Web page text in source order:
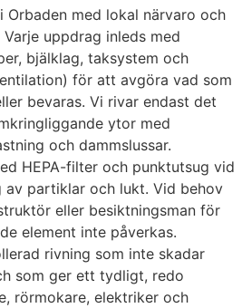
med lokal närvaro och
uppdrag inleds med
bjälklag, taksystem och
för att avgöra vad som
bevaras. Vi rivar endast det
ytor med
och dammslussar.
HEPA-filter och punktutsug vid
av partiklar och lukt. Vid behov
eller besiktningsman för
element inte påverkas.
rivning som inte skadar
som ger ett tydligt, redo
rörmokare, elektriker och